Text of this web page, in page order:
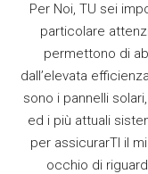
Per Noi, TU sei
particolare
permettono di
dall’elevata
sono i pannelli
ed i più attuali
per assicurarTI il
occhio di